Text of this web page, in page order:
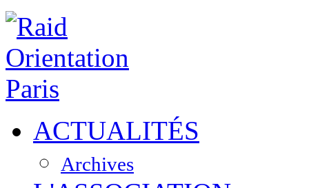
ACTUALITÉS
Archives